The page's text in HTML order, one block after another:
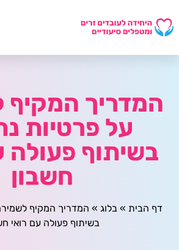
המדריך המקיף
על פרטיות
בשיתוף פעולה
חשבון
דף הבית »בלוג » המדריך המקיף
בשיתוף פעולה עם רואי